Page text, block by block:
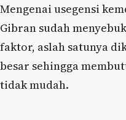
Mengenai usegensi
Gibran sudah
faktor, aslah satunya
besar sehingga
tidak mudah.